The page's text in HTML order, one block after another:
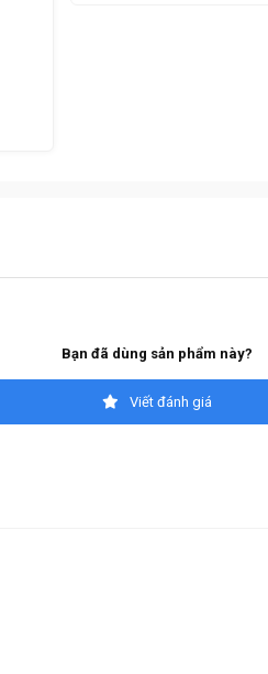
Bạn đã dùng sản phẩm này?
Viết đánh giá